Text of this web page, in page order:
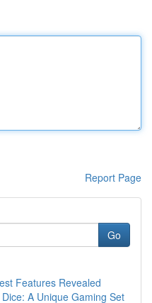
Report Page
Go
Features Revealed
A Unique Gaming Set